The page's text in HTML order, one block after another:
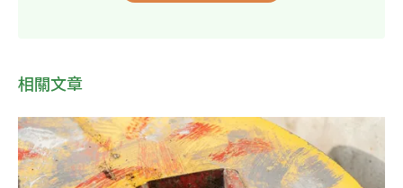
相關文章